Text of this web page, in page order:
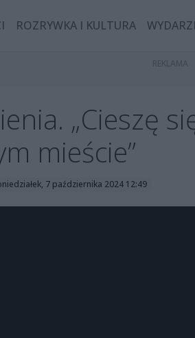
ROZRYWKA I KULTURA
„Cieszę
mieście”
7 października 2024 12:49